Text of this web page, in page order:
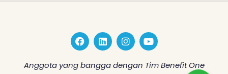
F
a
c
e
L
i
n
k
I
n
s
t
Y
o
u
t
Anggota yang bangga dengan Tim Benefit One